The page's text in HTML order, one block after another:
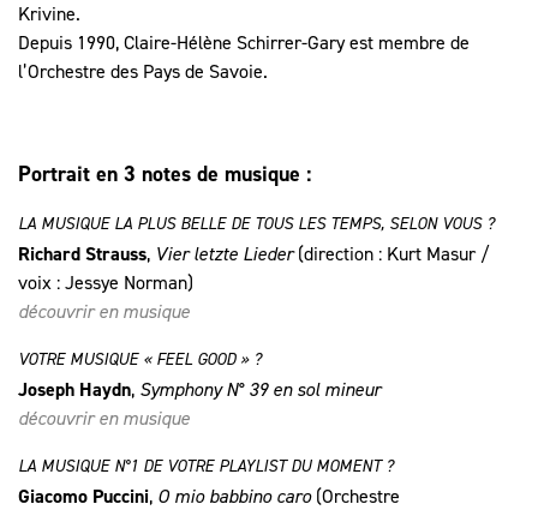
Krivine.
Depuis 1990, Claire-Hélène Schirrer-Gary est membre de
l’Orchestre des Pays de Savoie.
Portrait en 3 notes de musique :
LA MUSIQUE LA PLUS BELLE DE TOUS LES TEMPS, SELON VOUS ?
Richard Strauss, Vier letzte Lieder(direction : Kurt Masur /
voix : Jessye Norman)
découvrir en musique
VOTRE MUSIQUE « FEEL GOOD » ?
Joseph Haydn, Symphony N° 39 en sol mineur
découvrir en musique
LA MUSIQUE N°1 DE VOTRE PLAYLIST DU MOMENT ?
Giacomo Puccini, O mio babbino caro(Orchestre